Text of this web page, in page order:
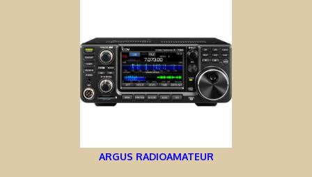
ARGUS RADIOAMATEUR